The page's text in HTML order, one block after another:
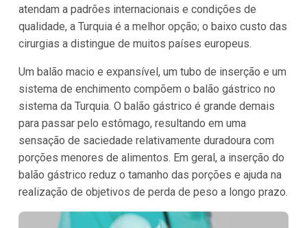
atendam a padrões internacionais e condições de
qualidade, a Turquia é a melhor opção; o baixo custo das
cirurgias a distingue de muitos países europeus.
Um balão macio e expansível, um tubo de inserção e um
sistema de enchimento compõem o balão gástrico no
sistema da Turquia. O balão gástrico é grande demais
para passar pelo estômago, resultando em uma
sensação de saciedade relativamente duradoura com
porções menores de alimentos. Em geral, a inserção do
balão gástrico reduz o tamanho das porções e ajuda na
realização de objetivos de perda de peso a longo prazo.